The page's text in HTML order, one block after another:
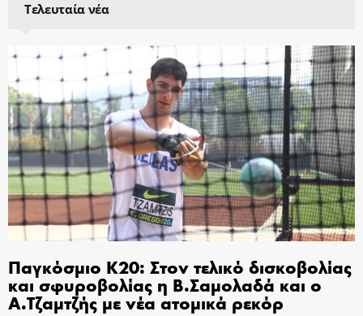
Τελευταία νέα
Παγκόσμιο Κ20: Στον τελικό δισκοβολίας
και σφυροβολίας η Β.Σαμολαδά και ο
Α.Τζαμτζής με νέα ατομικά ρεκόρ